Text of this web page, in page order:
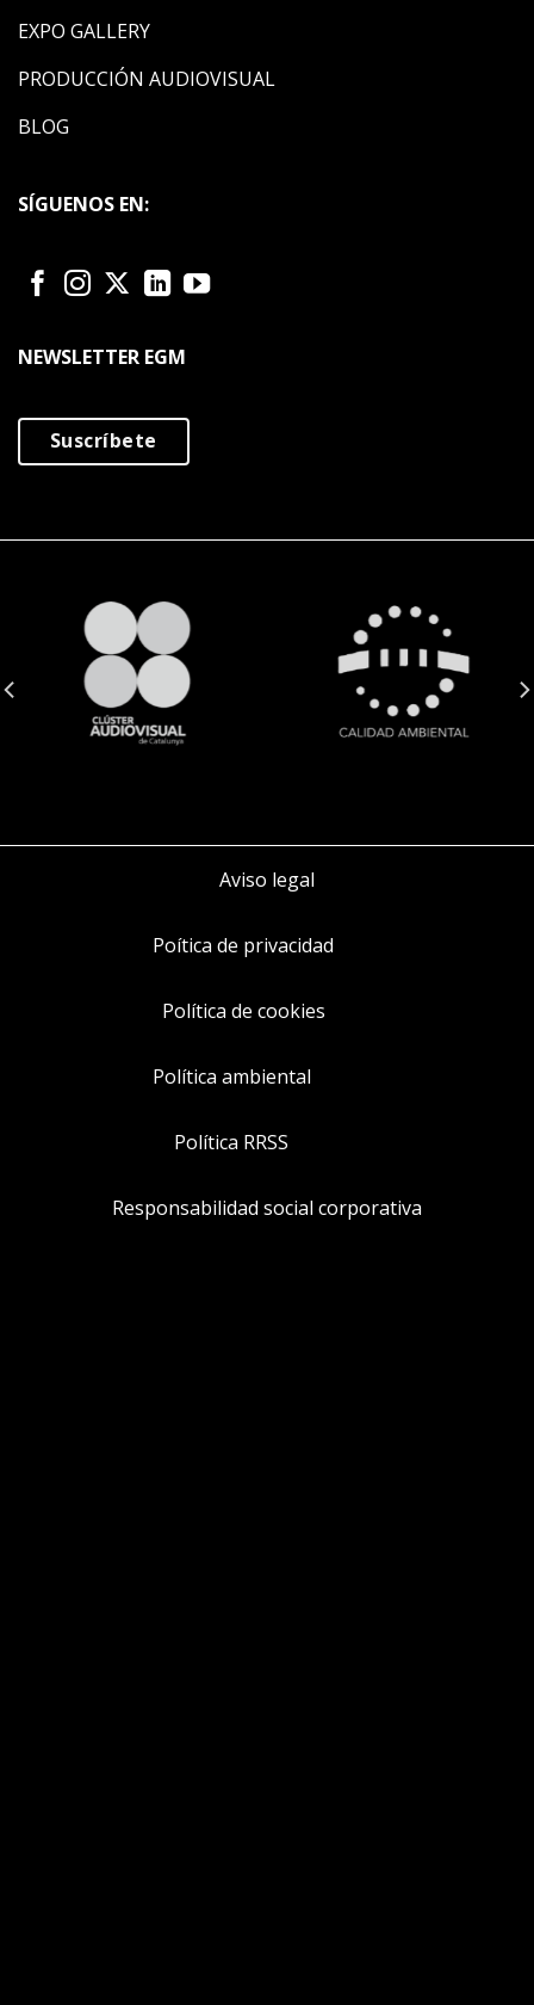
EXPO GALLERY
PRODUCCIÓN AUDIOVISUAL
BLOG
SÍGUENOS EN:
NEWSLETTER EGM
Suscríbete
Aviso legal
Poítica de privacidad
Política de cookies
Política ambiental
Política RRSS
Responsabilidad social corporativa